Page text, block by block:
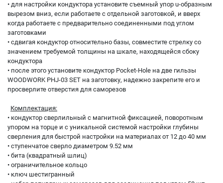
• для настройки кондуктора установите съемный упор u-образным
вырезом вниз, если работаете с отдельной заготовкой, и вверх
когда работаете с предварительно соединенными под углом
заготовками
• сдвигая кондуктор относительно базы, совместите стрелку со
значением требуемой толщины на шкале, находящейся сбоку
кондуктора
• после этого установите кондуктор Pocket-Hole на две гильзы
WOODWORK PHJ-03 SET на заготовку, надежно закрепите его и
просверлите отверстия для саморезов
Комплектация:
• кондуктор сверлильный с магнитной фиксацией, поворотным
упором на торце и с уникальной системой настройки глубины
сверления для быстрой настройки на материалах от 12 до 40 мм
• ступенчатое сверло диаметром 9.52 мм
• бита (квадратный шлиц)
• ограничительное кольцо
• ключ шестигранный